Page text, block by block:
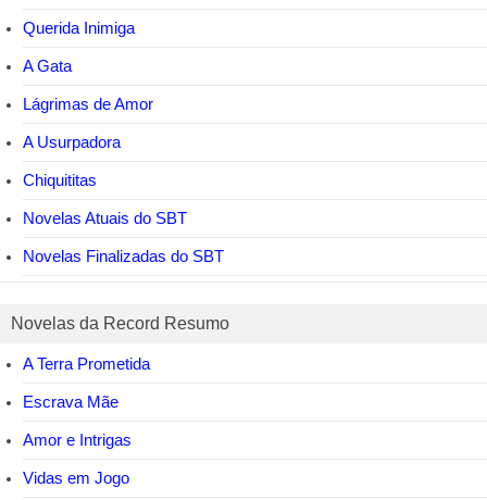
Querida Inimiga
A Gata
Lágrimas de Amor
A Usurpadora
Chiquititas
Novelas Atuais do SBT
Novelas Finalizadas do SBT
Novelas da Record Resumo
A Terra Prometida
Escrava Mãe
Amor e Intrigas
Vidas em Jogo